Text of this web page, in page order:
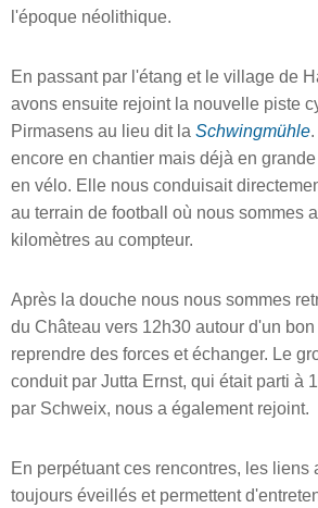
l'époque néolithique.
En passant par l'étang et le village de
avons ensuite rejoint la nouvelle piste
Pirmasens au lieu dit la Schwingmühle
encore en chantier mais déjà en
en vélo. Elle nous conduisait
au terrain de football où nous sommes
kilomètres au compteur.
Après la douche nous nous sommes
du Château vers 12h30 autour d'un
reprendre des forces et échanger. Le
conduit par Jutta Ernst, qui était parti à
par Schweix, nous a également rejoint.
En perpétuant ces rencontres, les liens
toujours éveillés et permettent